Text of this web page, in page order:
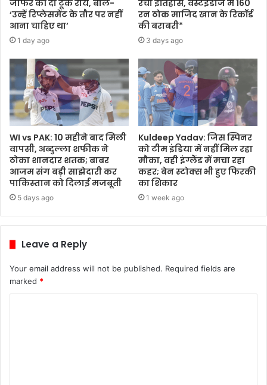
जाफर की दो टूक राय, बोले-
‘उन्हें रिप्लेसमेंट के तौर पर नहीं
आना चाहिए था’
1 day ago
रचा इतिहास, वेस्टइंडीज में 160
रन ठोक माजिद खान के रिकॉर्ड
की बराबरी*
3 days ago
WI vs PAK: 10 महीने बाद मिली
वापसी, अब्दुल्ला शफीक ने
ठोका शानदार शतक; बाबर
आजम संग बड़ी साझेदारी कर
पाकिस्तान को दिलाई मजबूती
5 days ago
Kuldeep Yadav: जिस स्पिनर
को टीम इंडिया में नहीं मिल रहा
मौका, वही इंग्लैंड में मचा रहा
कहर; बेन स्टोक्स भी हुए फिरकी
का शिकार
1 week ago
Leave a Reply
Your email address will not be published. Required fields are
marked *